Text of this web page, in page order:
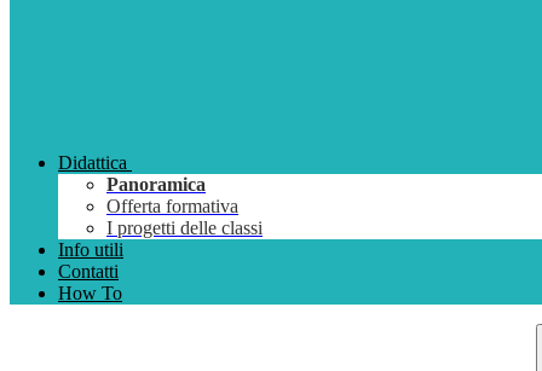
Didattica
Panoramica
Offerta formativa
I progetti delle classi
Info utili
Contatti
How To